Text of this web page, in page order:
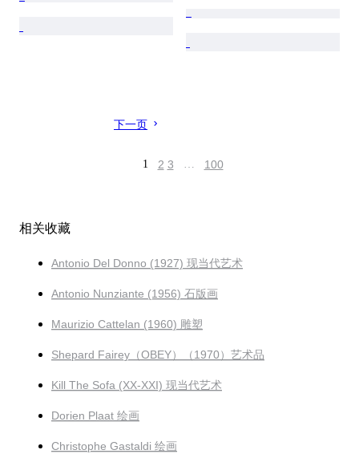
下一页
1 2 3 … 100
相关收藏
Antonio Del Donno (1927) 现当代艺术
Antonio Nunziante (1956) 石版画
Maurizio Cattelan (1960) 雕塑
Shepard Fairey（OBEY）（1970）艺术品
Kill The Sofa (XX-XXI) 现当代艺术
Dorien Plaat 绘画
Christophe Gastaldi 绘画